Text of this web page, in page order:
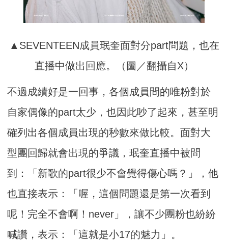
▲SEVENTEEN成員珉奎面對分part問題，也在
直播中做出回應。（圖／翻攝自X）
不過成績好是一回事，各個成員間的唯粉對於
自家偶像的part太少，也因此吵了起來，甚至明
確列出各個成員出現的秒數來做比較。面對大
型團回歸就會出現的爭議，珉奎直播中被問
到：「新歌的part很少不會覺得傷心嗎？」，他
也直接表示：「喔，這個問題還是第一次看到
呢！完全不會啊！never」，讓不少團粉也紛紛
喊讚，表示：「這就是小17的魅力」。